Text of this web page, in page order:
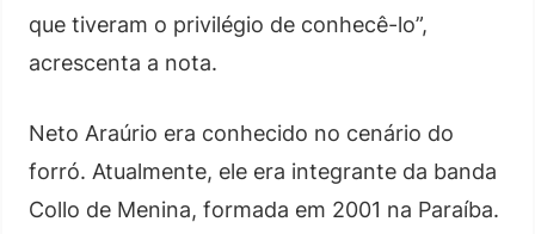
que tiveram o privilégio de conhecê-lo”,
acrescenta a nota.
Neto Araúrio era conhecido no cenário do
forró. Atualmente, ele era integrante da banda
Collo de Menina, formada em 2001 na Paraíba.